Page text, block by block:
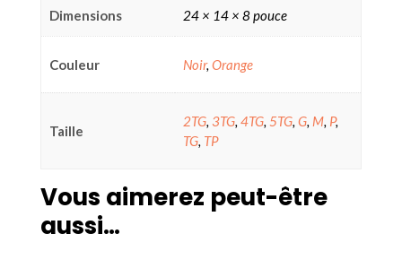
Dimensions 24 × 14 × 8 pouce
Couleur Noir, Orange
Taille
2TG, 3TG, 4TG, 5TG, G, M, P,
TG, TP
Vous aimerez peut-être
aussi…